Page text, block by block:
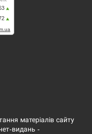
матеріалів сайту
видань -